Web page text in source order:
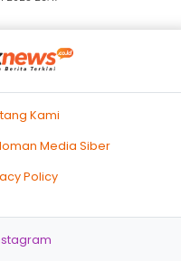
Kami
Media Siber
Policy